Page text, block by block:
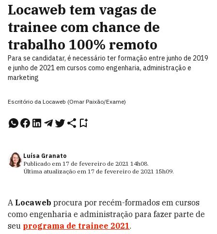
Locaweb tem vagas de
trainee com chance de
trabalho 100% remoto
Para se candidatar, é necessário ter formação entre junho de 2019
e junho de 2021 em cursos como engenharia, administração e
marketing
Escritório da Locaweb (Omar Paixão/Exame)
Luísa Granato
Publicado em 17 de fevereiro de 2021 14h08.
Última atualização em 17 de fevereiro de 2021 15h09.
A Locaweb procura por recém-formados em cursos
como engenharia e administração para fazer parte de
seu programa de trainee 2021.